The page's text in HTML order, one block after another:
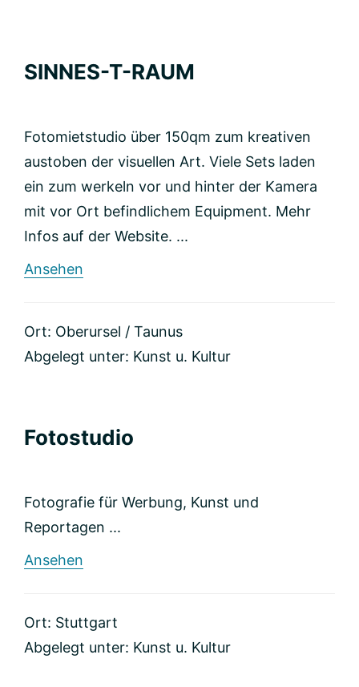
SINNES-T-RAUM
Fotomietstudio über 150qm zum kreativen
austoben der visuellen Art. Viele Sets laden
ein zum werkeln vor und hinter der Kamera
mit vor Ort befindlichem Equipment. Mehr
Infos auf der Website. ...
Ansehen
Ort: Oberursel / Taunus
Abgelegt unter: Kunst u. Kultur
Fotostudio
Fotografie für Werbung, Kunst und
Reportagen ...
Ansehen
Ort: Stuttgart
Abgelegt unter: Kunst u. Kultur